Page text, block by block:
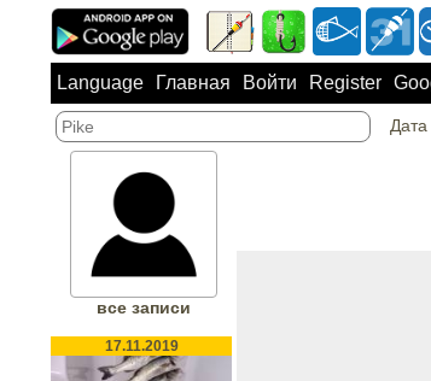
Language Главная Войти Register
все записи
17.11.2019